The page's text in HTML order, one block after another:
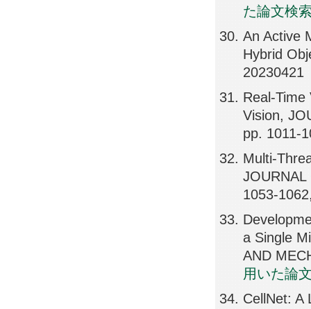
た論文検
An Active
Hybrid
20230421
Real-Time
Vision,
pp. 1011-
Multi-
1053-
a Single
AND
用いた論
CellNet: A